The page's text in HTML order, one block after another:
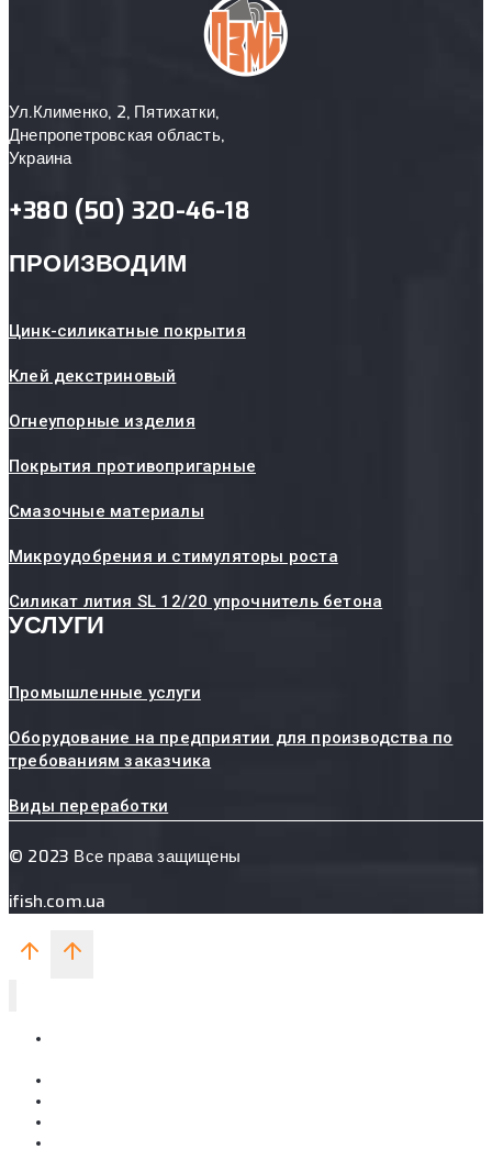
Ул.Клименко, 2, Пятихатки,
Днепропетровская область,
Украина
+380 (50) 320-46-18
ПРОИЗВОДИМ
Цинк-силикатные покрытия
Клей декстриновый
Огнеупорные изделия
Покрытия противопригарные
Смазочные материалы
Микроудобрения и стимуляторы роста
Силикат лития SL 12/20 упрочнитель бетона
УСЛУГИ
Промышленные услуги
Оборудование на предприятии для производства по
требованиям заказчика
Виды переработки
© 2023 Все права защищены
ifish.com.ua